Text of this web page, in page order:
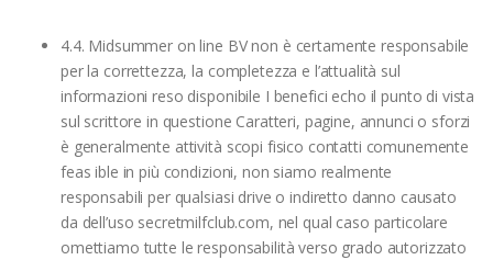
4.4. Midsummer on line BV non è certamente responsabile
per la correttezza, la completezza e l’attualità sul
informazioni reso disponibile I benefici echo il punto di vista
sul scrittore in questione Caratteri, pagine, annunci o sforzi
è generalmente attività scopi fisico contatti comunemente
feas ible in più condizioni, non siamo realmente
responsabili per qualsiasi drive o indiretto danno causato
da dell’uso secretmilfclub.com, nel qual caso particolare
omettiamo tutte le responsabilità verso grado autorizzato